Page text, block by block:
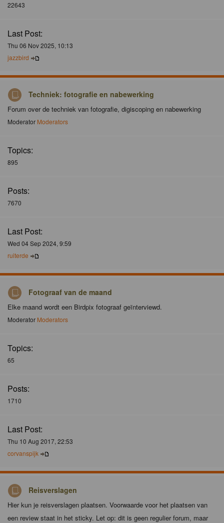
22643
Last Post:
Thu 06 Nov 2025, 10:13
jazzbird
Techniek: fotografie en nabewerking
Forum over de techniek van fotografie, digiscoping en nabewerking
Moderator Moderators
Topics:
895
Posts:
7670
Last Post:
Wed 04 Sep 2024, 9:59
ruiterde
Fotograaf van de maand
Elke maand wordt een Birdpix fotograaf geïnterviewd.
Moderator Moderators
Topics:
65
Posts:
1710
Last Post:
Thu 10 Aug 2017, 22:53
corvanspijk
Reisverslagen
Hier kun je reisverslagen plaatsen. Voorwaarde voor het plaatsen van
een review staat in het sticky. Let op: dit is geen regulier forum, maar